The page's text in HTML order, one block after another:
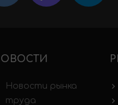
Новости рынка
труда